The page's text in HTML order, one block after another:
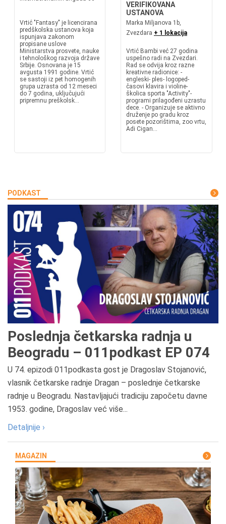
Vrtić "Fantasy" je licencirana
predškolska ustanova koja
ispunjava zakonom
propisane uslove
Ministarstva prosvete, nauke
i tehnološkog razvoja države
Srbije. Osnovana je 15
avgusta 1991 godine. Vrtić
se sastoji iz pet homogenih
grupa uzrasta od 12 meseci
do 7 godina, uključujući
pripremnu preškolsk...
VERIFIKOVANA
USTANOVA
Marka Miljanova 1b,
Zvezdara + 1 lokacija
Vrtić Bambi već 27 godina
uspešno radi na Zvezdari.
Rad se odvija kroz razne
kreativne radionice: -
engleski- ples- logoped-
časovi klavira i violine-
školica sporta "Activity"-
programi prilagođeni uzrastu
dece. - Organizuje se aktivno
druženje po gradu kroz
posete pozorištima, zoo vrtu,
Adi Cigan...
PODKAST
Poslednja četkarska radnja u
Beogradu – 011podkast EP 074
U 74. epizodi 011podkasta gost je Dragoslav Stojanović,
vlasnik četkarske radnje Dragan – poslednje četkarske
radnje u Beogradu. Nastavljajući tradiciju započetu davne
1953. godine, Dragoslav već više...
Detaljnije ›
MAGAZIN